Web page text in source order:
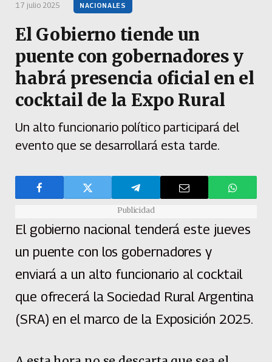
17 julio 2025 NACIONALES
El Gobierno tiende un
puente con gobernadores y
habrá presencia oficial en el
cocktail de la Expo Rural
Un alto funcionario político participará del
evento que se desarrollará esta tarde.
Publicidad
El gobierno nacional tenderá este jueves
un puente con los gobernadores y
enviará a un alto funcionario al cocktail
que ofrecerá la Sociedad Rural Argentina
(SRA) en el marco de la Exposición 2025.